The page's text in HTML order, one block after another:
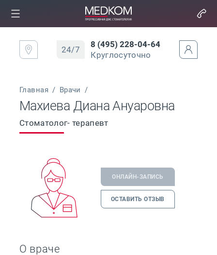
24/7
8 (495) 228-04-64
Круглосуточно
Главная / Врачи /
Махиева Диана Ануаровна
Стоматолог- терапевт
ОНЛАЙН-ЗАПИСЬ
ОСТАВИТЬ ОТЗЫВ
О враче